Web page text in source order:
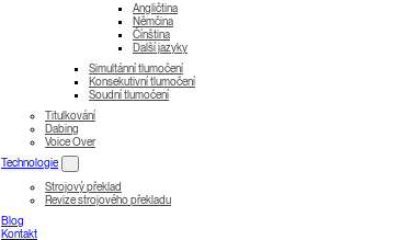
Angličtina
Němčina
Čínština
Další jazyky
Simultánní tlumočení
Konsekutivní tlumočení
Soudní tlumočení
Titulkování
Dabing
Voice Over
Technologie
Strojový překlad
Revize strojového překladu
Blog
Kontakt